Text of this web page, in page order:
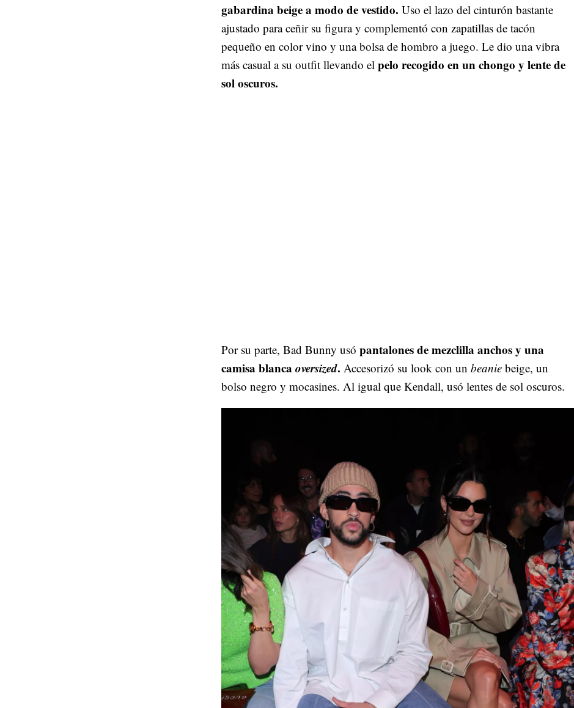
gabardina beige a modo de vestido. Uso el lazo del cinturón bastante
ajustado para ceñir su figura y complementó con zapatillas de tacón
pequeño en color vino y una bolsa de hombro a juego. Le dio una vibra
más casual a su outfit llevando el pelo recogido en un chongo y lente de
sol oscuros.
Por su parte, Bad Bunny usó pantalones de mezclilla anchos y una
camisa blanca oversized. Accesorizó su look con un beanie beige, un
bolso negro y mocasines. Al igual que Kendall, usó lentes de sol oscuros.